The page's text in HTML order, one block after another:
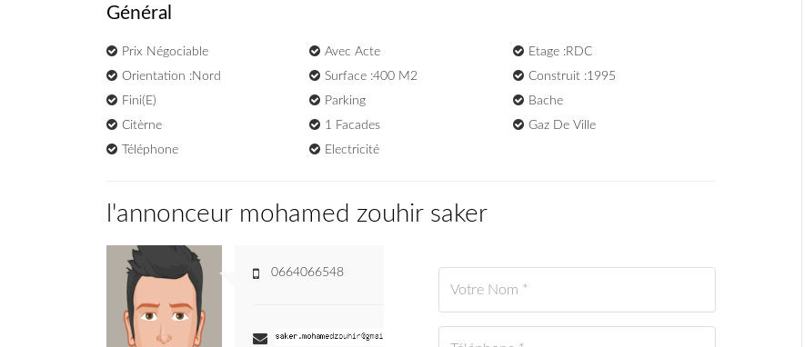
Général
Prix Négociable Avec Acte
Etage :RDC
Orientation :Nord
Surface :400 M2
Construit :1995
Fini(e)
Parking
Bache
Citèrne
1 Facades
Gaz De Ville
Téléphone
Electricité
l'annonceur mohamed zouhir saker
0664066548